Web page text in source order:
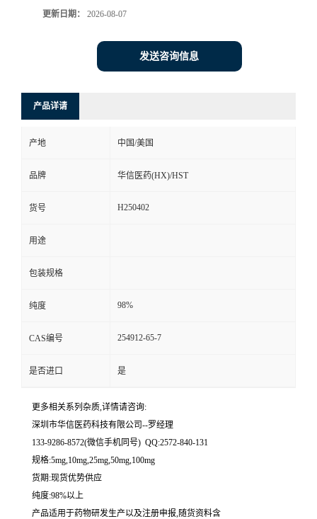
方
更新日期： 2026-08-07
发送咨询信息
产品详请
产地 中国/美国
品牌 华信医药(HX)/HST
货号 H250402
用途
包装规格
纯度 98%
CAS编号 254912-65-7
是否进口 是
更多相关系列杂质,详情请咨询:
深圳市华信医药科技有限公司--罗经理
133-9286-8572(微信手机同号) QQ:2572-840-131
规格:5mg,10mg,25mg,50mg,100mg
货期:现货优势供应
纯度:98%以上
产品适用于药物研发生产以及注册申报,随货资料含